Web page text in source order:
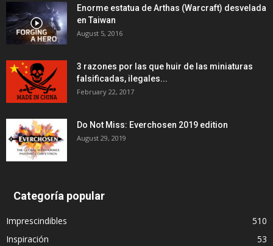
Enorme estatua de Arthas (Warcraft) desvelada
en Taiwan
August 5, 2016
3 razones por las que huir de las miniaturas
falsificadas, ilegales...
February 22, 2017
Do Not Miss: Everchosen 2019 edition
August 29, 2019
Categoría popular
Imprescindibles
510
Inspiración
53